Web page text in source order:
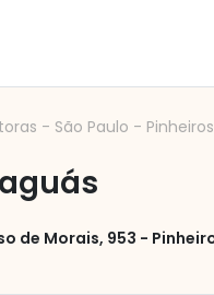
- São Paulo - Pinheiros
de Morais, 953 -